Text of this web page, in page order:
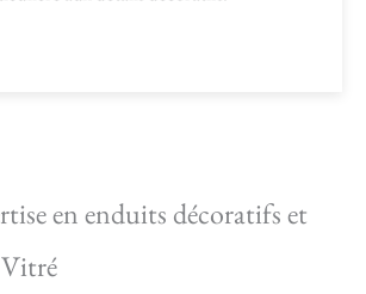
en enduits décoratifs et